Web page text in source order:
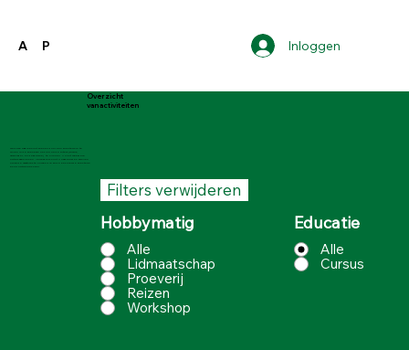
A P Inloggen
Overzicht
van activiteiten
Filters verwijderen
Op deze pagina kunt zoeken door een zoekterm in te
vullen in de zoekbalk of door op de filters (cursus,
vrijwilliger, en dergelijke) te klikken. U kunt meerdere
opties aanklikken. Vervolgens kunt u naar benden scrollen
om bij de vacatures te komen die bij de behorende zoekterm
en/of opties behoren.
Hobbymatig
Alle
Lidmaatschap
Proeverij
Reizen
Workshop
Educatie
Alle
Cursus